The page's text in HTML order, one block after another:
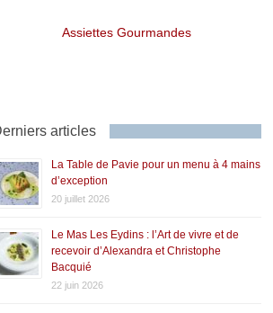
Assiettes Gourmandes
articles
La Table de Pavie pour un menu à 4 mains
d’exception
20 juillet 2026
Le Mas Les Eydins : l’Art de vivre et de
recevoir d’Alexandra et Christophe
Bacquié
22 juin 2026